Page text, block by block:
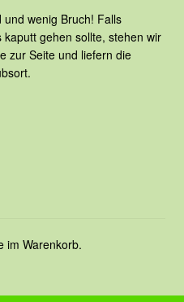
wenig Bruch! Falls
gehen sollte, stehen wir
zur Seite und liefern die
im Warenkorb.